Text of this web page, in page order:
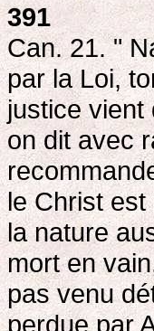
391
Can. 21. "
par la Loi,
justice vient
on dit avec
le Christ est
la nature
mort en
pas venu
perdue par